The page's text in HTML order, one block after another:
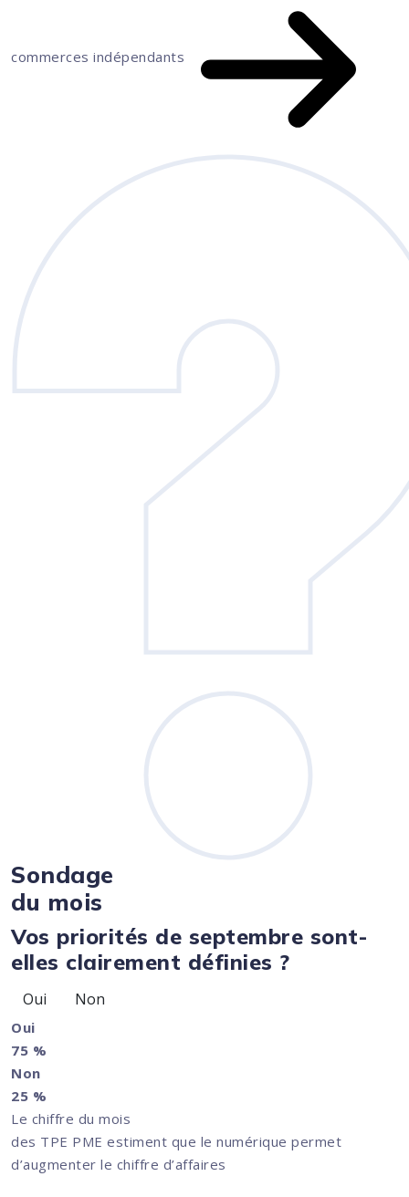
commerces indépendants
Sondage
du mois
Vos priorités de septembre sont-
elles clairement définies ?
Oui Non
Oui
75 %
Non
25 %
Le chiffre du mois
des TPE PME estiment que le numérique permet
d’augmenter le chiffre d’affaires